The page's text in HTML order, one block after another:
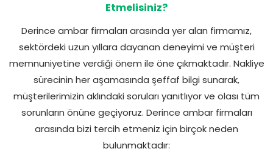
Etmelisiniz?
Derince ambar firmaları arasında yer alan firmamız,
sektördeki uzun yıllara dayanan deneyimi ve müşteri
memnuniyetine verdiği önem ile öne çıkmaktadır. Nakliye
sürecinin her aşamasında şeffaf bilgi sunarak,
müşterilerimizin aklındaki soruları yanıtlıyor ve olası tüm
sorunların önüne geçiyoruz. Derince ambar firmaları
arasında bizi tercih etmeniz için birçok neden
bulunmaktadır: